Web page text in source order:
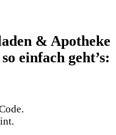
& Apotheke
einfach geht’s: